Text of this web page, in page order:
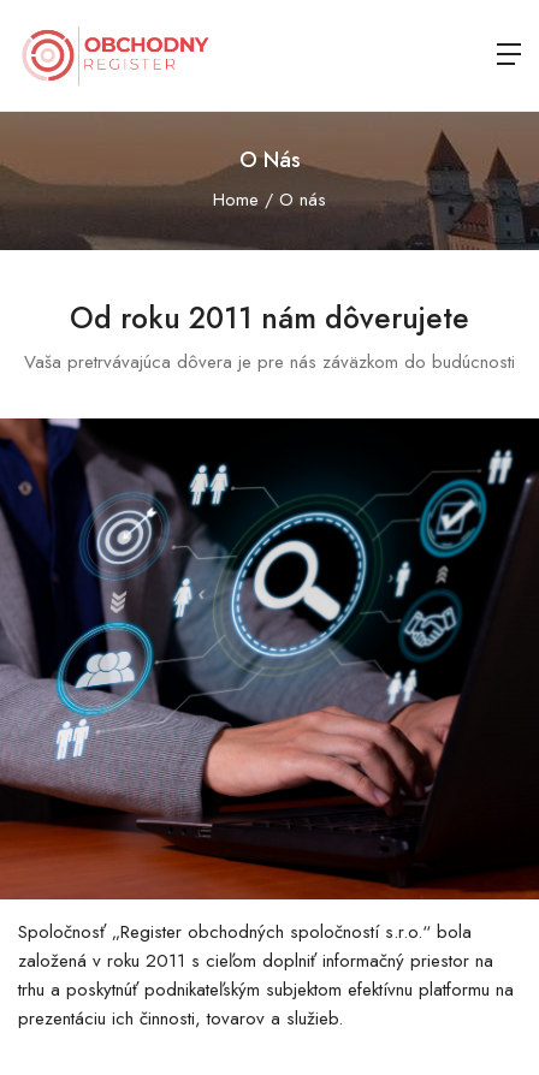
O Nás
Home O nás
Od roku 2011 nám dôverujete
Vaša pretrvávajúca dôvera je pre nás záväzkom do budúcnosti
Spoločnosť „Register obchodných spoločností s.r.o.“ bola
založená v roku 2011 s cieľom doplniť informačný priestor na
trhu a poskytnúť podnikateľským subjektom efektívnu platformu na
prezentáciu ich činnosti, tovarov a služieb.